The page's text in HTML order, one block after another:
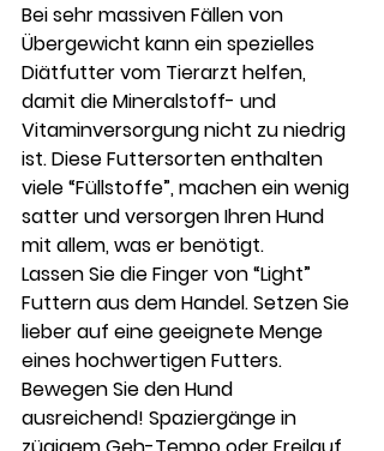
Bei sehr massiven Fällen von
Übergewicht kann ein spezielles
Diätfutter vom Tierarzt helfen,
damit die Mineralstoff- und
Vitaminversorgung nicht zu niedrig
ist. Diese Futtersorten enthalten
viele “Füllstoffe”, machen ein wenig
satter und versorgen Ihren Hund
mit allem, was er benötigt.
Lassen Sie die Finger von “Light”
Futtern aus dem Handel. Setzen Sie
lieber auf eine geeignete Menge
eines hochwertigen Futters.
Bewegen Sie den Hund
ausreichend! Spaziergänge in